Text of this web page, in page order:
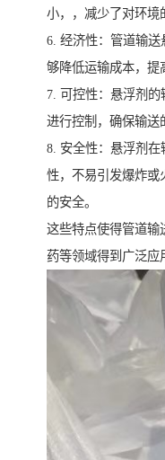
小，，减少了对环境
6. 经济性：管道输
够降低运输成本，提
7. 可控性：悬浮剂
进行控制，确保输送
8. 安全性：悬浮剂
性，不易引发爆炸或
的安全。
这些特点使得管道输
药等领域得到广泛应